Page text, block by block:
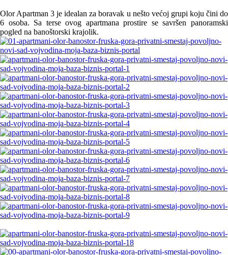
Olor Apartman 3 je idealan za boravak u nešto većoj grupi koju čini do
6 osoba. Sa terse ovog apartmana prostire se savršen panoramski
pogled na banoštorski krajolik.